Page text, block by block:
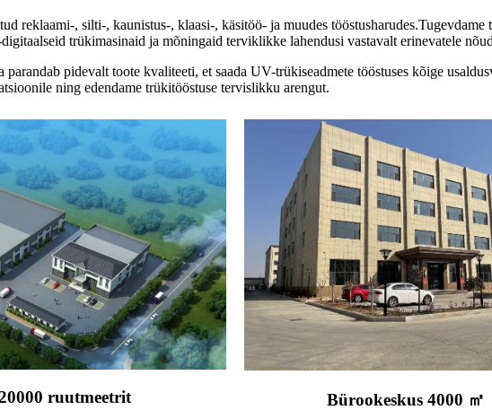
reklaami-, silti-, kaunistus-, klaasi-, käsitöö- ja muudes
trükimasinaid ja mõningaid terviklikke lahendusi vastavalt erinevatele
pidevalt toote kvaliteeti, et saada UV-trükiseadmete tööstuses kõige
ning edendame trükitööstuse tervislikku arengut.
ruutmeetrit Bürookeskus 4000 ㎡